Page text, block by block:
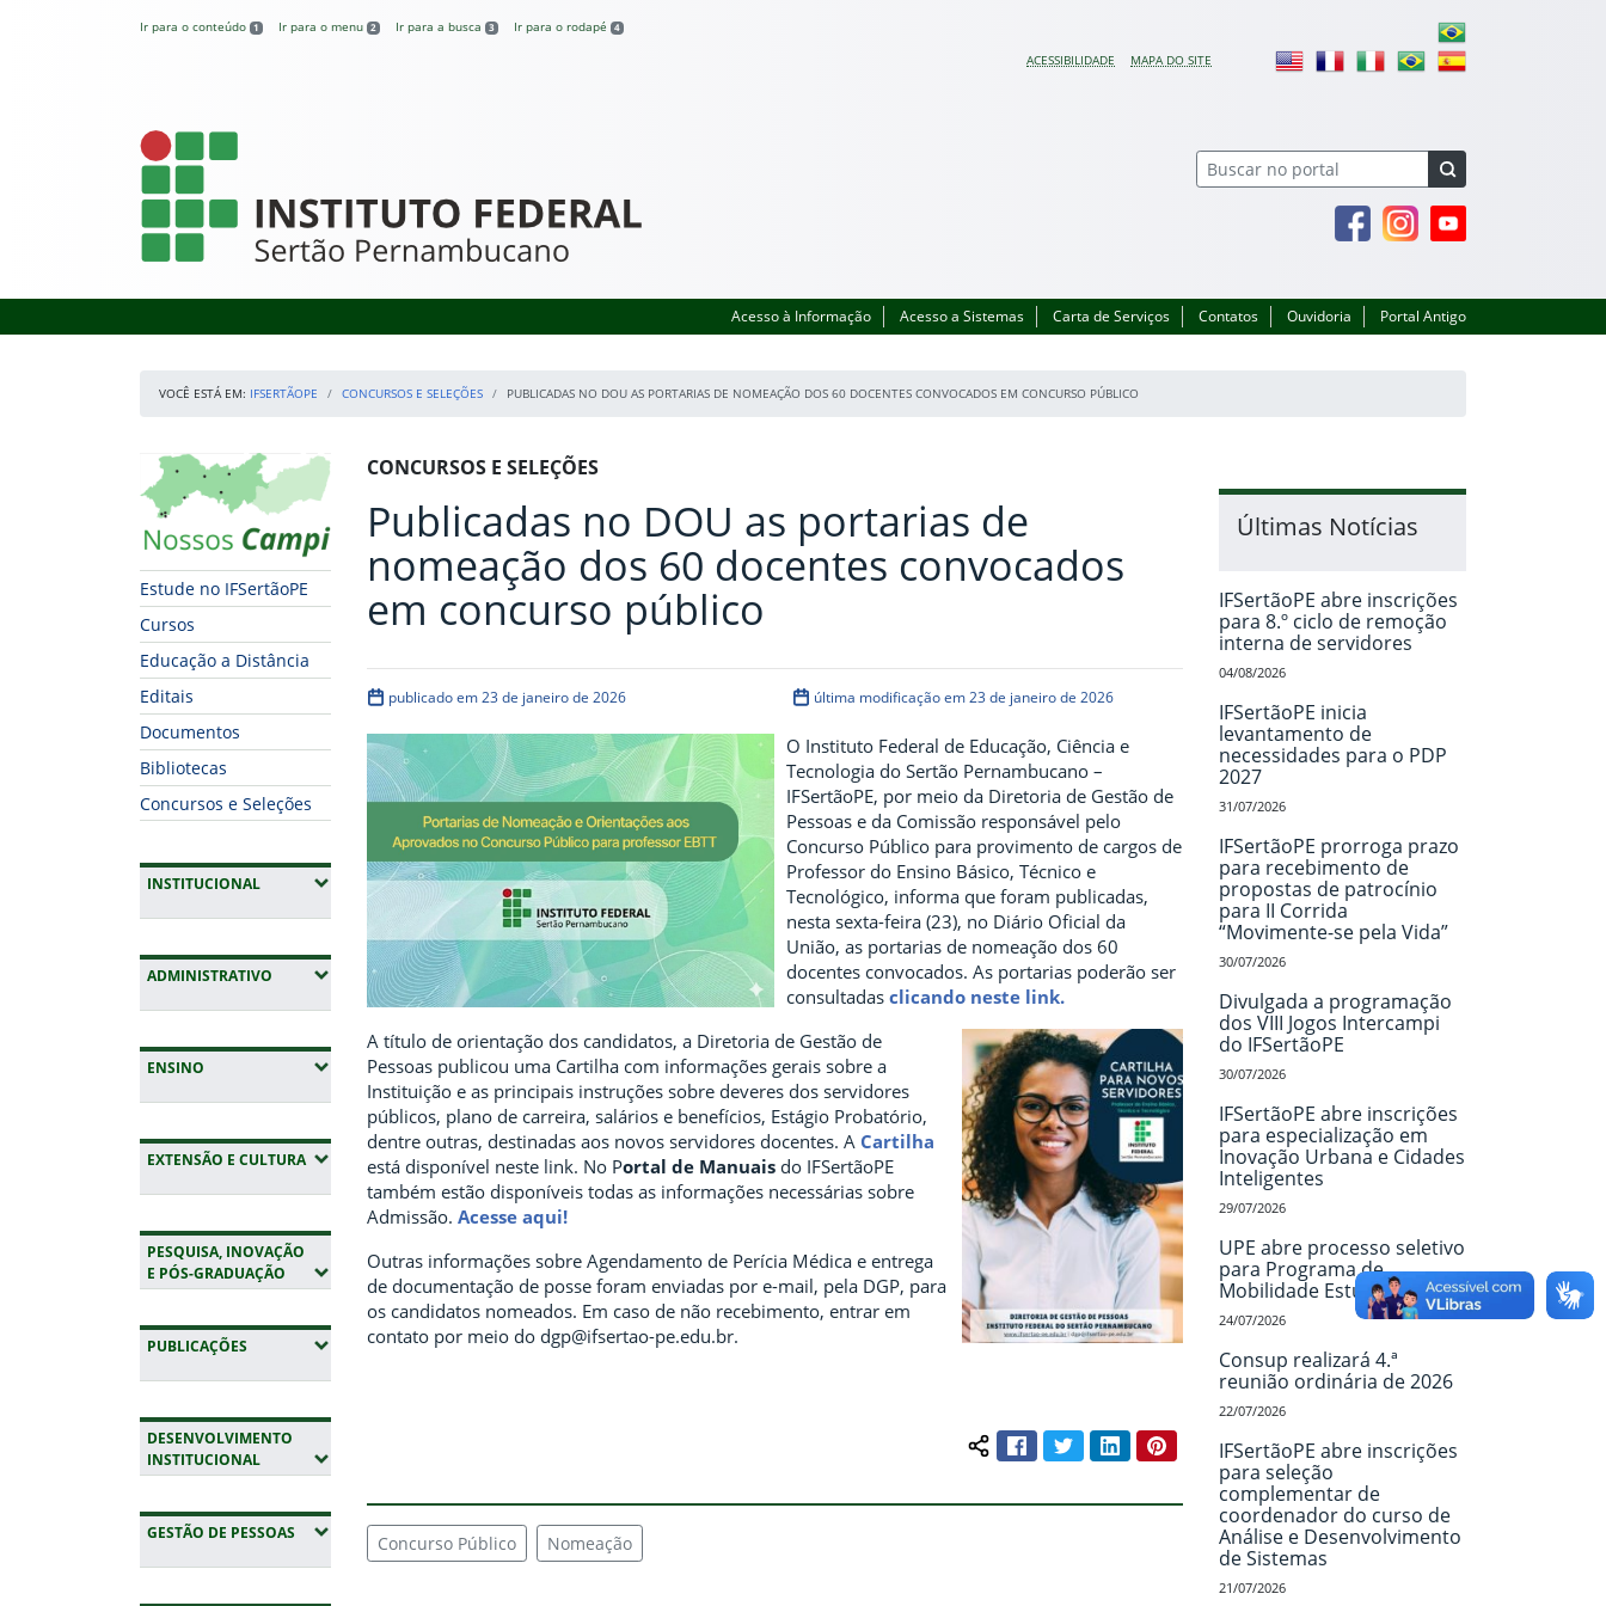
Ir para o conteúdo 1 Ir para o menu 2 Ir para a busca 3 Ir para o rodapé 4
ACESSIBILIDADE MAPA DO SITE
IFSertãoPE
FacebookInstagramYoutube
Acesso à Informação Acesso a Sistemas Carta de Serviços Contatos Ouvidoria Portal Antigo
VOCÊ ESTÁ EM: IFSERTÃOPE CONCURSOS E SELEÇÕES PUBLICADAS NO DOU AS PORTARIAS DE NOMEAÇÃO DOS 60 DOCENTES CONVOCADOS EM CONCURSO PÚBLICO
Início da navegação
Mapa Campi
Estude no IFSertãoPE
Cursos
Educação a Distância
Editais
Documentos
Bibliotecas
Concursos e Seleções
INSTITUCIONAL(EXPANDIR SUBMENUS)
ADMINISTRATIVO (EXPANDIR SUBMENUS)
ENSINO (EXPANDIR SUBMENUS)
EXTENSÃO E CULTURA(EXPANDIR SUBMENUS)
PESQUISA, INOVAÇÃO
E PÓS-GRADUAÇÃO (EXPANDIR SUBMENUS)
PUBLICAÇÕES (EXPANDIR SUBMENUS)
DESENVOLVIMENTO
INSTITUCIONAL(EXPANDIR SUBMENUS)
GESTÃO DE PESSOAS (EXPANDIR SUBMENUS)
Início do conteúdo
CONCURSOS E SELEÇÕES
Publicadas no DOU as portarias de
nomeação dos 60 docentes convocados
em concurso público
publicado em 23 de janeiro de 2026 última modificação em 23 de janeiro de 2026
O Instituto Federal de Educação, Ciência e
Tecnologia do Sertão Pernambucano –
IFSertãoPE, por meio da Diretoria de Gestão de
Pessoas e da Comissão responsável pelo
Concurso Público para provimento de cargos de
Professor do Ensino Básico, Técnico e
Tecnológico, informa que foram publicadas,
nesta sexta-feira (23), no Diário Oficial da
União, as portarias de nomeação dos 60
docentes convocados. As portarias poderão ser
consultadasclicando neste link.
A título de orientação dos candidatos, a Diretoria de Gestão de
Pessoas publicou uma Cartilha com informações gerais sobre a
Instituição e as principais instruções sobre deveres dos servidores
públicos, plano de carreira, salários e benefícios, Estágio Probatório,
dentre outras, destinadas aos novos servidores docentes. A Cartilha
está disponível neste link. No Portal de Manuais do IFSertãoPE
também estão disponíveis todas as informações necessárias sobre
Admissão. Acesse aqui!
Outras informações sobre Agendamento de Perícia Médica e entrega
de documentação de posse foram enviadas por e-mail, pela DGP, para
os candidatos nomeados. Em caso de não recebimento, entrar em
contato por meio do dgp@ifsertao-pe.edu.br.
Compartilhar conteúdo:
FacebookTwitterLinkedInPinterest
Concurso Público Nomeação
Últimas Notícias
IFSertãoPE abre inscrições
para 8.º ciclo de remoção
interna de servidores
04/08/2026
IFSertãoPE inicia
levantamento de
necessidades para o PDP
2027
31/07/2026
IFSertãoPE prorroga prazo
para recebimento de
propostas de patrocínio
para II Corrida
“Movimente-se pela Vida”
30/07/2026
Divulgada a programação
dos VIII Jogos Intercampi
do IFSertãoPE
30/07/2026
IFSertãoPE abre inscrições
para especialização em
Inovação Urbana e Cidades
Inteligentes
29/07/2026
UPE abre processo seletivo
para Programa de
Mobilidade Estudantil
24/07/2026
Consup realizará 4.ª
reunião ordinária de 2026
22/07/2026
IFSertãoPE abre inscrições
para seleção
complementar de
coordenador do curso de
Análise e Desenvolvimento
de Sistemas
21/07/2026